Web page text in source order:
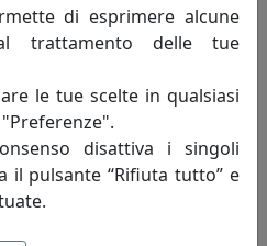
NOTE 1140/6-BI BIANCO
di esprimere alcune
trattamento delle tue
le tue scelte in qualsiasi
disattiva i singoli
il pulsante “Rifiuta tutto” e